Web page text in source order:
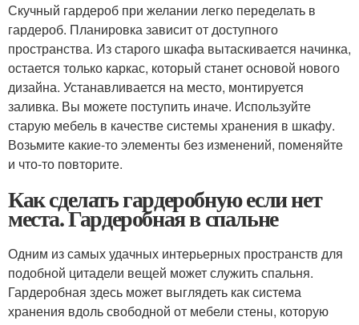
Скучный гардероб при желании легко переделать в
гардероб. Планировка зависит от доступного
пространства. Из старого шкафа вытаскивается начинка,
остается только каркас, который станет основой нового
дизайна. Устанавливается на место, монтируется
заливка. Вы можете поступить иначе. Используйте
старую мебель в качестве системы хранения в шкафу.
Возьмите какие-то элементы без изменений, поменяйте
и что-то повторите.
Как сделать гардеробную если нет
места. Гардеробная в спальне
Одним из самых удачных интерьерных пространств для
подобной цитадели вещей может служить спальня.
Гардеробная здесь может выглядеть как система
хранения вдоль свободной от мебели стены, которую